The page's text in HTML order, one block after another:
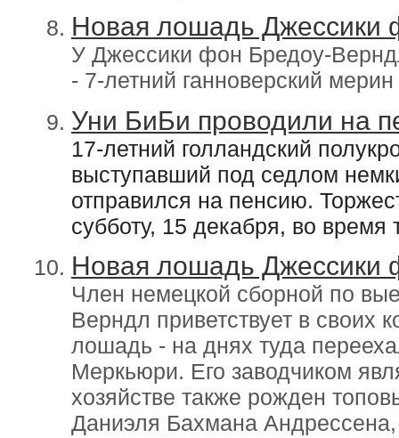
Новая лошадь Джессики
У Джессики фон Бредоу-
- 7-летний ганноверский
Уни БиБи проводили на
17-летний голландский
выступавший под седлом
отправился на пенсию.
субботу, 15 декабря, во
Новая лошадь Джессики
Член немецкой сборной по
Верндл приветствует в своих
лошадь - на днях туда
Меркьюри. Его заводчиком
хозяйстве также рожден
Даниэля Бахмана